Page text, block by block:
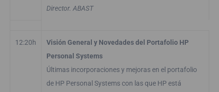
Director. ABAST
12:20h
Visión General y Novedades del Portafolio HP
Personal Systems
Últimas incorporaciones y mejoras en el portafolio
de HP Personal Systems con las que HP está